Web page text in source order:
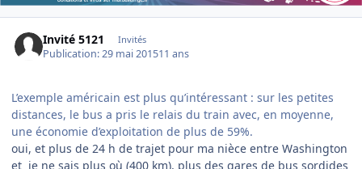
Invité 5121 Invités
Publication:29 mai 201511 ans
L’exemple américain est plus qu’intéressant : sur les petites
distances, le bus a pris le relais du train avec, en moyenne,
une économie d’exploitation de plus de 59%.
​oui, et plus de 24 h de trajet pour ma nièce entre Washington
et je ne sais plus où (400 km), plus des gares de bus sordides